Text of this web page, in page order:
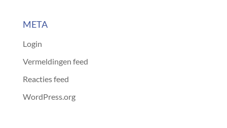
META
Login
Vermeldingen feed
Reacties feed
WordPress.org